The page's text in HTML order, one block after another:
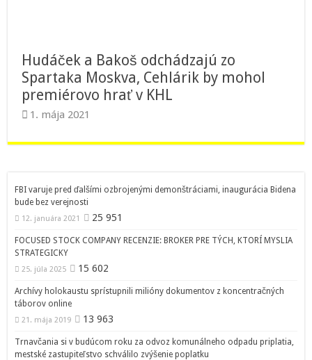
Hudáček a Bakoš odchádzajú zo
Spartaka Moskva, Cehlárik by mohol
premiérovo hrať v KHL
1. mája 2021
FBI varuje pred ďalšími ozbrojenými demonštráciami, inaugurácia Bidena
bude bez verejnosti
12. januára 2021 25 951
FOCUSED STOCK COMPANY RECENZIE: BROKER PRE TÝCH, KTORÍ MYSLIA
STRATEGICKY
25. júla 2025 15 602
Archívy holokaustu sprístupnili milióny dokumentov z koncentračných
táborov online
21. mája 2019 13 963
Trnavčania si v budúcom roku za odvoz komunálneho odpadu priplatia,
mestské zastupiteľstvo schválilo zvýšenie poplatku